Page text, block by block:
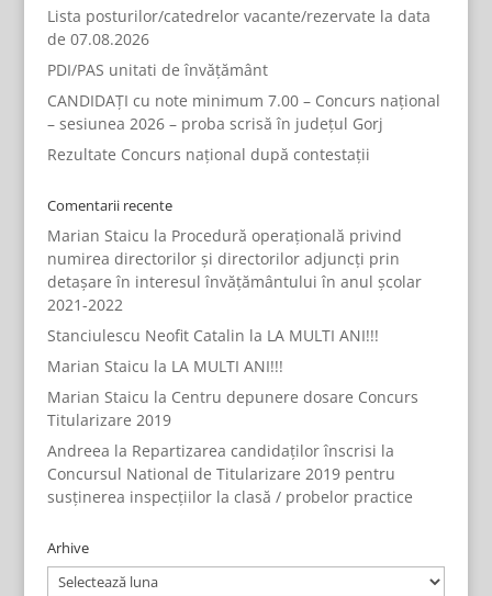
Lista posturilor/catedrelor vacante/rezervate la data
de 07.08.2026
PDI/PAS unitati de învățământ
CANDIDAȚI cu note minimum 7.00 – Concurs național
– sesiunea 2026 – proba scrisă în județul Gorj
Rezultate Concurs național după contestații
Comentarii recente
Marian Staicu la Procedură operațională privind
numirea directorilor și directorilor adjuncți prin
detașare în interesul învățământului în anul școlar
2021-2022
Stanciulescu Neofit Catalin la LA MULTI ANI!!!
Marian Staicu la LA MULTI ANI!!!
Marian Staicu la Centru depunere dosare Concurs
Titularizare 2019
Andreea la Repartizarea candidaților înscrisi la
Concursul National de Titularizare 2019 pentru
susținerea inspecțiilor la clasă / probelor practice
Arhive
Arhive